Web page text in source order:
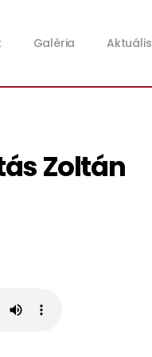
Galéria Aktuális
Zoltán